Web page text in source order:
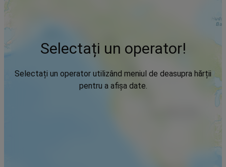
Selectați un operator!
Selectați un operator utilizând meniul de deasupra hărții
pentru a afișa date.